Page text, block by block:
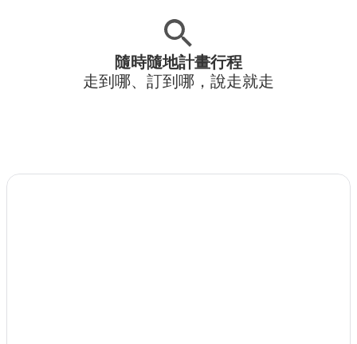
隨時隨地計畫行程
走到哪、訂到哪，說走就走